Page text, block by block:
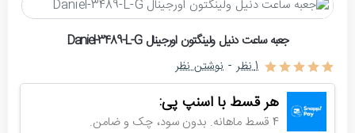
اتمام موجودی
جعبه ساعت دنیل ولینگتون اورجینال Daniel-3489-L-G
هر قسط با اسنپ پی:
4 قسط ماهانه. بدون سود، چک و ضامن.
1 نظر - نوشتن نظر